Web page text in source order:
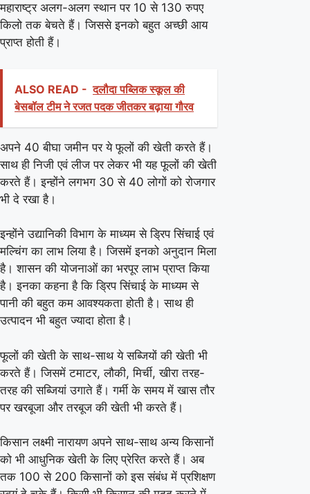
महाराष्ट्र अलग-अलग स्थान पर 10 से 130 रुपए
किलो तक बेचते हैं। जिससे इनको बहुत अच्छी आय
प्राप्त होती हैं।
ALSO READ - दलौदा पब्लिक स्कूल की
बेसबॉल टीम ने रजत पदक जीतकर बढ़ाया गौरव
अपने 40 बीघा जमीन पर ये फूलों की खेती करते हैं।
साथ ही निजी एवं लीज पर लेकर भी यह फूलों की खेती
करते हैं। इन्होंने लगभग 30 से 40 लोगों को रोजगार
भी दे रखा है।
इन्होंने उद्यानिकी विभाग के माध्यम से ड्रिप सिंचाई एवं
मल्चिंग का लाभ लिया है। जिसमें इनको अनुदान मिला
है। शासन की योजनाओं का भरपूर लाभ प्राप्त किया
है। इनका कहना है कि ड्रिप सिंचाई के माध्यम से
पानी की बहुत कम आवश्यकता होती है। साथ ही
उत्पादन भी बहुत ज्यादा होता है।
फूलों की खेती के साथ-साथ ये सब्जियों की खेती भी
करते हैं। जिसमें टमाटर, लौकी, मिर्ची, खीरा तरह-
तरह की सब्जियां उगाते हैं। गर्मी के समय में खास तौर
पर खरबूजा और तरबूज की खेती भी करते हैं।
किसान लक्ष्मी नारायण अपने साथ-साथ अन्य किसानों
को भी आधुनिक खेती के लिए प्रेरित करते हैं। अब
तक 100 से 200 किसानों को इस संबंध में प्रशिक्षण